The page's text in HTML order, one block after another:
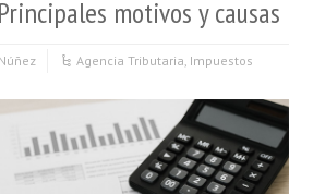
motivos y causas
Agencia Tributaria, Impuestos